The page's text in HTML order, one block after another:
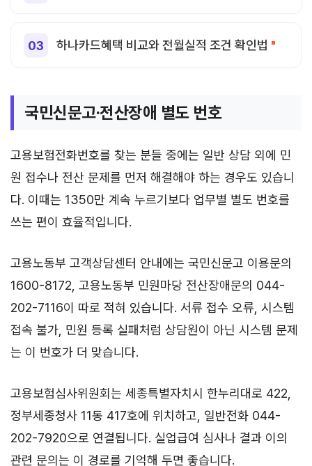
하나카드혜택 비교와 전월실적 조건 확인법
국민신문고·전산장애 별도 번호
고용보험전화번호를 찾는 분들 중에는 일반 상담 외에 민
원 접수나 전산 문제를 먼저 해결해야 하는 경우도 있습니
다. 이때는 1350만 계속 누르기보다 업무별 별도 번호를
쓰는 편이 효율적입니다.
고용노동부 고객상담센터 안내에는 국민신문고 이용문의
1600-8172, 고용노동부 민원마당 전산장애문의 044-
202-7116이 따로 적혀 있습니다. 서류 접수 오류, 시스템
접속 불가, 민원 등록 실패처럼 상담원이 아닌 시스템 문제
는 이 번호가 더 맞습니다.
고용보험심사위원회는 세종특별자치시 한누리대로 422,
정부세종청사 11동 417호에 위치하고, 일반전화 044-
202-7920으로 연결됩니다. 실업급여 심사나 결과 이의
관련 문의는 이 경로를 기억해 두면 좋습니다.